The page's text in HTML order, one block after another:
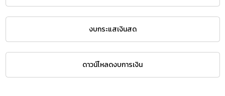
งบกระแสเงินสด
ดาวน์โหลดงบการเงิน